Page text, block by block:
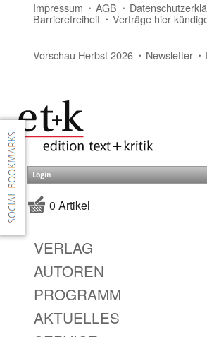
Impressum AGB
Barrierefreiheit Verträge hier
Vorschau Herbst 2026 Newsletter
Login
0 Artikel
VERLAG
AUTOREN
PROGRAMM
AKTUELLES